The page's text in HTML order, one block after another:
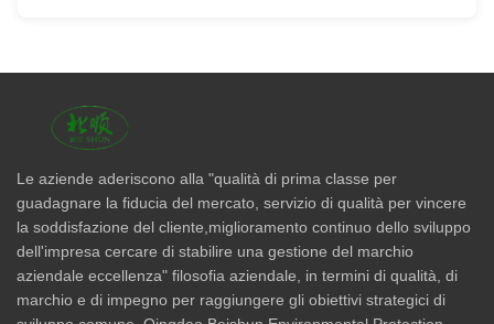
Le aziende aderiscono alla "qualità di prima classe per
guadagnare la fiducia del mercato, servizio di qualità per vincere
la soddisfazione del cliente,miglioramento continuo dello sviluppo
dell'impresa cercare di stabilire una gestione del marchio
aziendale eccellenza" filosofia aziendale, in termini di qualità, di
marchio e di impegno per raggiungere gli obiettivi strategici di